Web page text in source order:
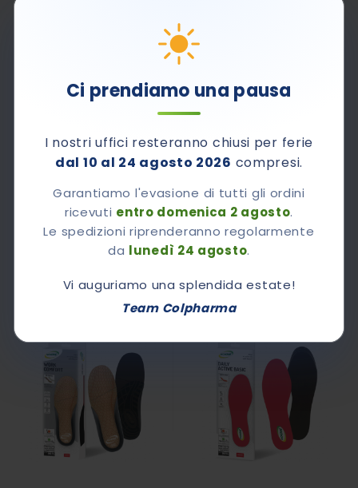
Ci prendiamo una pausa
I nostri uffici resteranno chiusi per ferie
dal 10 al 24 agosto 2026 compresi.
Garantiamo l'evasione di tutti gli ordini
ricevuti entro domenica 2 agosto.
Le spedizioni riprenderanno regolarmente
da lunedì 24 agosto.
Vi auguriamo una splendida estate!
Team Colpharma
Solette Confortevoli - DAILY ACTIVE COMFORT
39,90 €
Rating:
29,90 €